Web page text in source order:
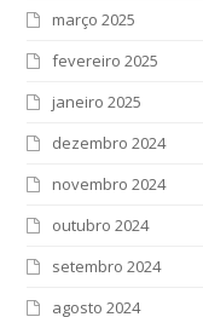
março 2025
fevereiro 2025
janeiro 2025
dezembro 2024
novembro 2024
outubro 2024
setembro 2024
agosto 2024